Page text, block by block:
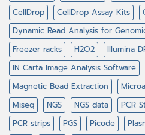
CellDrop
CellDrop Assay Kits
Dynamic Read Analysis for
Freezer racks
H2O2
Illumina
IN Carta Image Analysis Software
Magnetic Bead Extraction
Miseq
NGS NGS data PCR
PCR strips
PGS Picode